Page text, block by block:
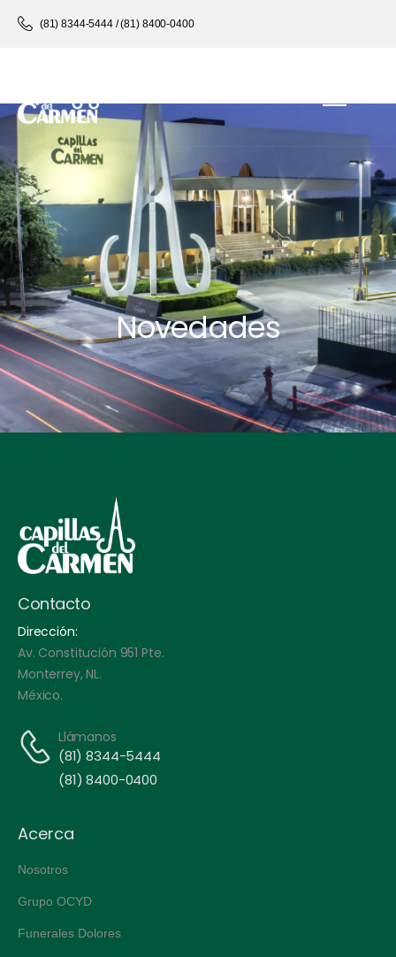
(81) 8344-5444 / (81) 8400-0400
Home Page Title Block
Novedades
Contacto
Dirección:
Av. Constitución 951 Pte.
Monterrey, NL.
México.
Llámanos
(81) 8344-5444
(81) 8400-0400
Acerca
Nosotros
Grupo OCYD
Funerales Dolores